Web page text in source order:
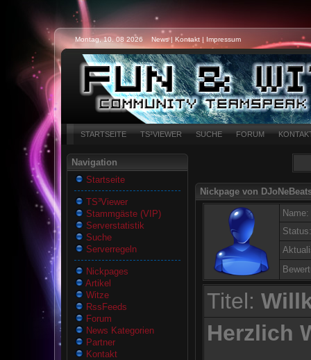
Montag, 10. 08 2026 News| Kontakt | Impressum
STARTSEITE TS³VIEWER SUCHE FORUM
Navigation
Startseite
TS³Viewer
Stammgäste (VIP)
Serverstatistik
Suche
Serverregeln
Nickpages
Artikel
Witze
RssFeeds
Forum
News Kategorien
Partner
Kontakt
Nickpage von
Name:
Status:
Titel:
Herzlich